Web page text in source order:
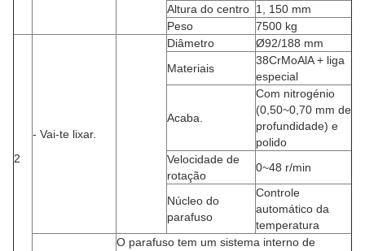
Altura do centro 1, 150 mm
Peso
7500 kg
2
- Vai-te lixar.
Diâmetro
Ø92/188 mm
Materiais
38CrMoAlA + liga
especial
Acaba.
Com nitrogénio
(0,50~0,70 mm de
profundidade) e
polido
Velocidade de
rotação
0~48 r/min
Núcleo do
parafuso
Controle
automático da
temperatura
O parafuso tem um sistema interno de